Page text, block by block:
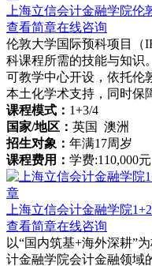
上海立信会计金融学院
查看简章在线咨询
伦敦大学国际预科项目（
科课程所需的技能与知识
可教学中心开设，依托伦
本土化学术支持，同时保
课程模式： 1+3/4
国家/地区： 英国 澳洲
招生对象： 年满17周岁
课程费用： 学费:110,000元
上海立信会计金融学院
查看简章在线咨询
以“国内筑基+海外深耕”
计金融学院会计金融领域